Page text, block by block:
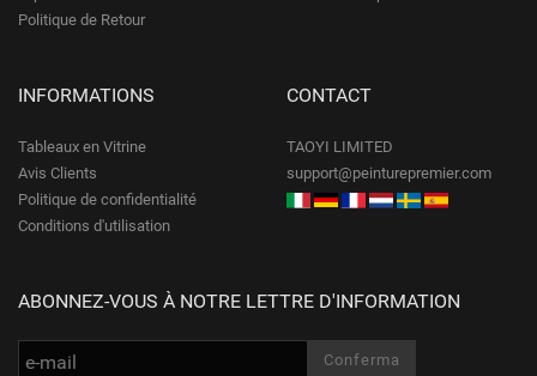
Politique de Retour
INFORMATIONS
Tableaux en Vitrine
Avis Clients
Politique de confidentialité
Conditions d'utilisation
CONTACT
TAOYI LIMITED
support@peinturepremier.com
ABONNEZ-VOUS À NOTRE LETTRE D'INFORMATION